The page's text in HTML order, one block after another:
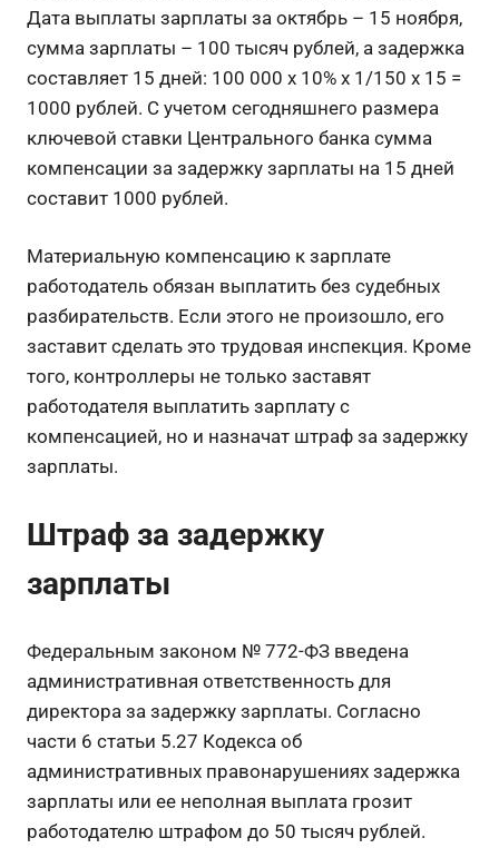
Дата выплаты зарплаты за октябрь – 15 ноября,
сумма зарплаты – 100 тысяч рублей, а задержка
составляет 15 дней: 100 000 x 10% x 1/150 x 15 =
1000 рублей. С учетом сегодняшнего размера
ключевой ставки Центрального банка сумма
компенсации за задержку зарплаты на 15 дней
составит 1000 рублей.
Материальную компенсацию к зарплате
работодатель обязан выплатить без судебных
разбирательств. Если этого не произошло, его
заставит сделать это трудовая инспекция. Кроме
того, контроллеры не только заставят
работодателя выплатить зарплату с
компенсацией, но и назначат штраф за задержку
зарплаты.
Штраф за задержку
зарплаты
Федеральным законом № 772-ФЗ введена
административная ответственность для
директора за задержку зарплаты. Согласно
части 6 статьи 5.27 Кодекса об
административных правонарушениях задержка
зарплаты или ее неполная выплата грозит
работодателю штрафом до 50 тысяч рублей.